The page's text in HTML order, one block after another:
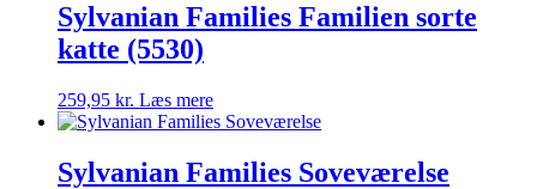
Sylvanian Families Familien sorte
katte (5530)
259,95 kr. Læs mere
Sylvanian Families Soveværelse